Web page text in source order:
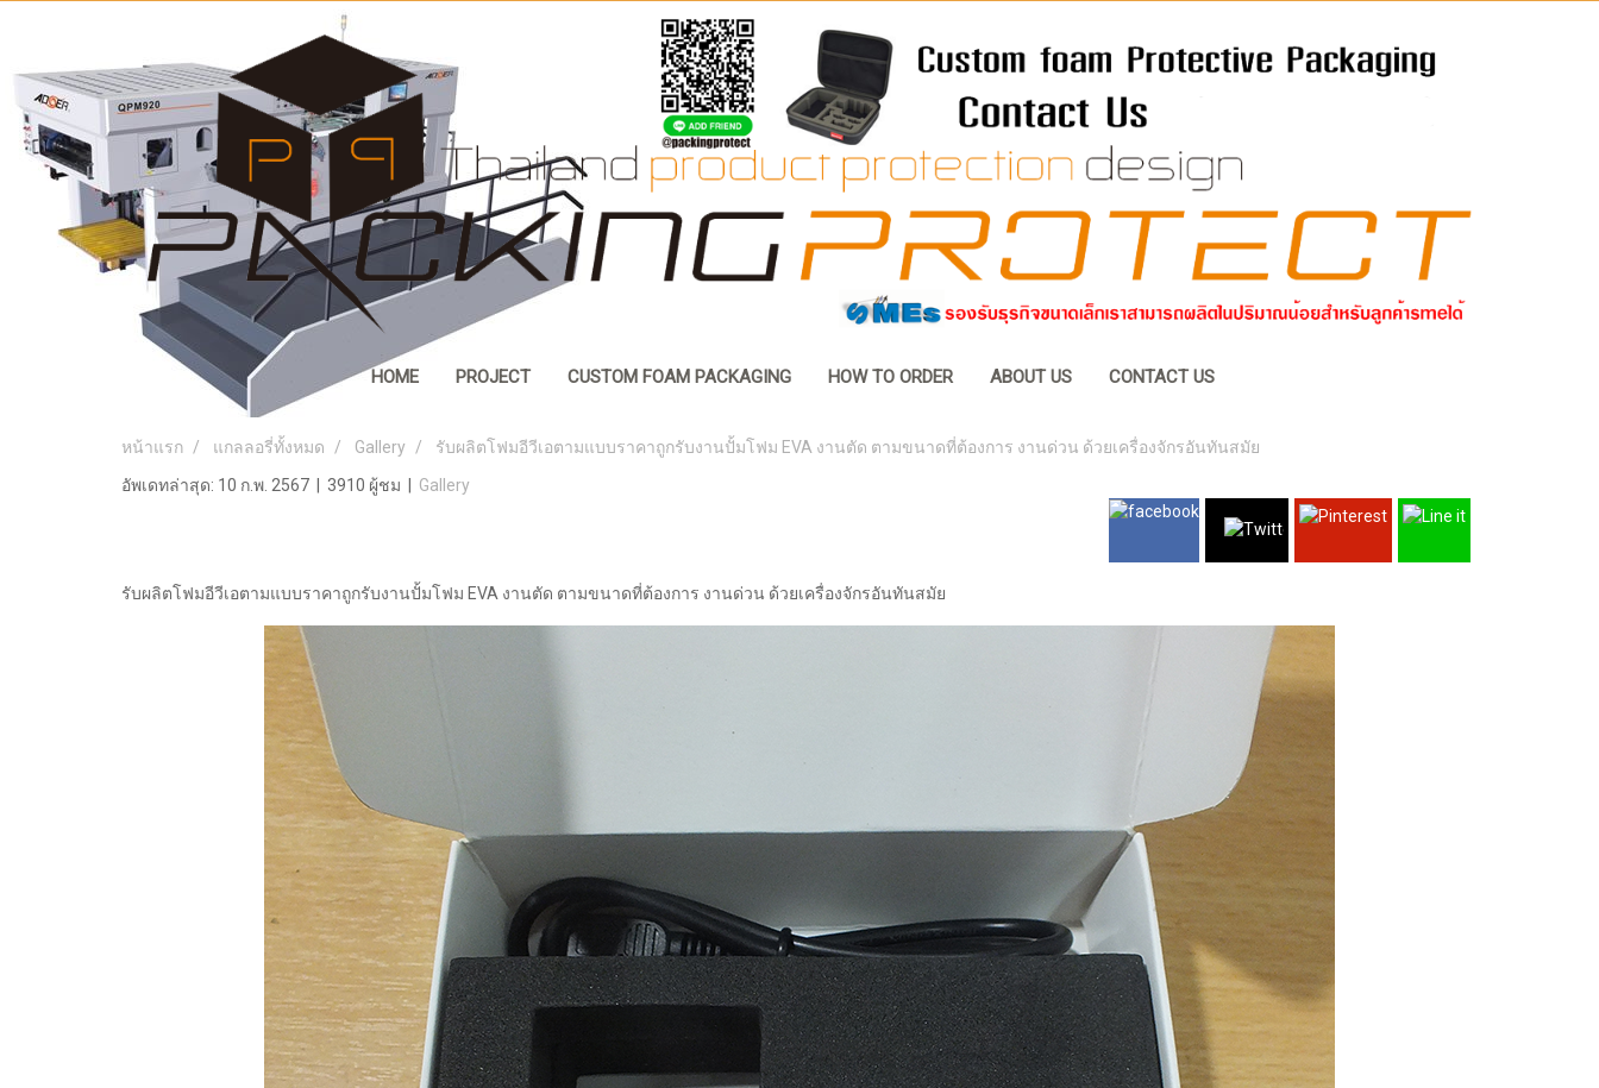
HOME PROJECT CUSTOM FOAM PACKAGING HOW TO ORDER ABOUT US CONTACT US
หน้าแรก แกลลอรี่ทั้งหมด Gallery
รับผลิตโฟมอีวีเอตามแบบราคาถูกรับงานปั้มโฟม EVA งานตัด ตามขนาดที่ต้องการ งานด่วน ด้วยเครื่องจักรอันทันสมัย
อัพเดทล่าสุด: 10 ก.พ. 2567
3910 ผู้ชม Gallery
รับผลิตโฟมอีวีเอตามแบบราคาถูกรับงานปั้มโฟม EVA งานตัด ตามขนาดที่ต้องการ งานด่วน ด้วยเครื่องจักรอันทันสมัย